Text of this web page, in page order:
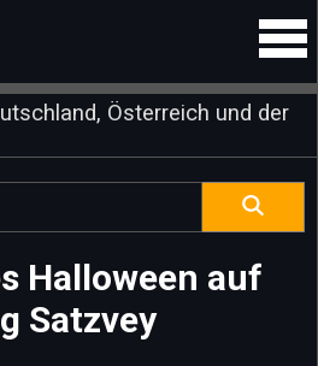
Österreich und der
Halloween auf
Satzvey